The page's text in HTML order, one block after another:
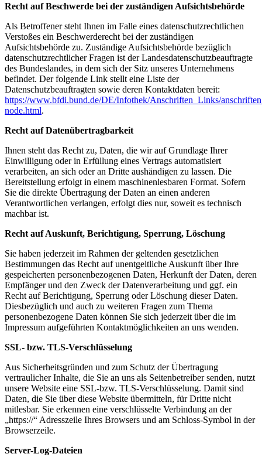
Recht auf Beschwerde bei der zuständigen Aufsichtsbehörde
Als Betroffener steht Ihnen im Falle eines datenschutzrechtlichen
Verstoßes ein Beschwerderecht bei der zuständigen
Aufsichtsbehörde zu. Zuständige Aufsichtsbehörde bezüglich
datenschutzrechtlicher Fragen ist der Landesdatenschutzbeauftragte
des Bundeslandes, in dem sich der Sitz unseres Unternehmens
befindet. Der folgende Link stellt eine Liste der
Datenschutzbeauftragten sowie deren Kontaktdaten bereit:
https://www.bfdi.bund.de/DE/Infothek/Anschriften_Links/
node.html.
Recht auf Datenübertragbarkeit
Ihnen steht das Recht zu, Daten, die wir auf Grundlage Ihrer
Einwilligung oder in Erfüllung eines Vertrags automatisiert
verarbeiten, an sich oder an Dritte aushändigen zu lassen. Die
Bereitstellung erfolgt in einem maschinenlesbaren Format. Sofern
Sie die direkte Übertragung der Daten an einen anderen
Verantwortlichen verlangen, erfolgt dies nur, soweit es technisch
machbar ist.
Recht auf Auskunft, Berichtigung, Sperrung, Löschung
Sie haben jederzeit im Rahmen der geltenden gesetzlichen
Bestimmungen das Recht auf unentgeltliche Auskunft über Ihre
gespeicherten personenbezogenen Daten, Herkunft der Daten, deren
Empfänger und den Zweck der Datenverarbeitung und ggf. ein
Recht auf Berichtigung, Sperrung oder Löschung dieser Daten.
Diesbezüglich und auch zu weiteren Fragen zum Thema
personenbezogene Daten können Sie sich jederzeit über die im
Impressum aufgeführten Kontaktmöglichkeiten an uns wenden.
SSL- bzw. TLS-Verschlüsselung
Aus Sicherheitsgründen und zum Schutz der Übertragung
vertraulicher Inhalte, die Sie an uns als Seitenbetreiber senden, nutzt
unsere Website eine SSL-bzw. TLS-Verschlüsselung. Damit sind
Daten, die Sie über diese Website übermitteln, für Dritte nicht
mitlesbar. Sie erkennen eine verschlüsselte Verbindung an der
„https://“ Adresszeile Ihres Browsers und am Schloss-Symbol in der
Browserzeile.
Server-Log-Dateien